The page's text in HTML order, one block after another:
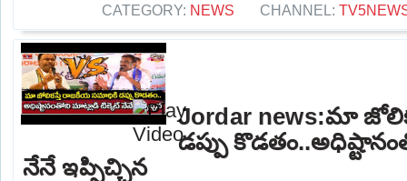
CATEGORY: NEWS CHANNEL:
Jordar news:మా
డప్పు
నేనే ఇప్పిచ్చిన